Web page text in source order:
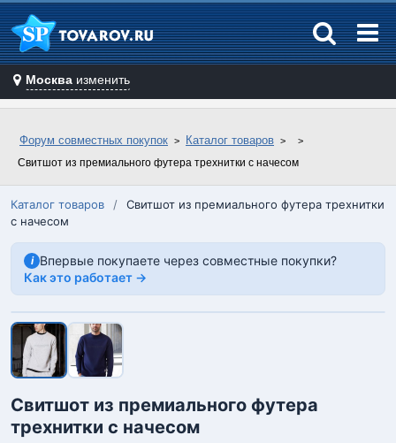
Москва изменить
Форум совместных покупок Каталог товаров
Свитшот из премиального футера трехнитки с начесом
Каталог товаров /
Свитшот из премиального футера трехнитки
с начесом
i Впервые покупаете через совместные покупки?
Как это работает →
Свитшот из премиального футера
трехнитки с начесом